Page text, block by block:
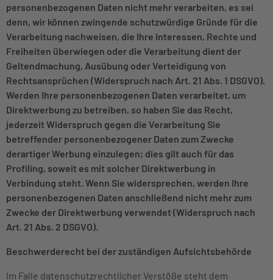
personenbezogenen Daten nicht mehr verarbeiten, es sei
denn, wir können zwingende schutzwürdige Gründe für die
Verarbeitung nachweisen, die Ihre Interessen, Rechte und
Freiheiten überwiegen oder die Verarbeitung dient der
Geltendmachung, Ausübung oder Verteidigung von
Rechtsansprüchen (Widerspruch nach Art. 21 Abs. 1 DSGVO).
Werden Ihre personenbezogenen Daten verarbeitet, um
Direktwerbung zu betreiben, so haben Sie das Recht,
jederzeit Widerspruch gegen die Verarbeitung Sie
betreffender personenbezogener Daten zum Zwecke
derartiger Werbung einzulegen; dies gilt auch für das
Profiling, soweit es mit solcher Direktwerbung in
Verbindung steht. Wenn Sie widersprechen, werden Ihre
personenbezogenen Daten anschließend nicht mehr zum
Zwecke der Direktwerbung verwendet (Widerspruch nach
Art. 21 Abs. 2 DSGVO).
Beschwerderecht bei der zuständigen Aufsichtsbehörde
Im Falle datenschutzrechtlicher Verstöße steht dem